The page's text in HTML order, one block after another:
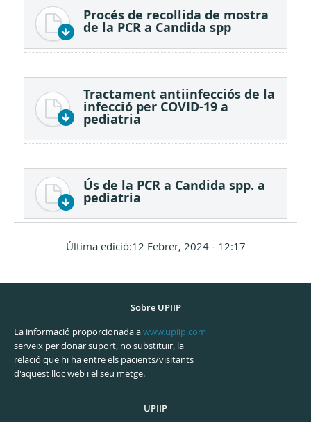
Procés de recollida de mostra
de la PCR a Candida spp
Tractament antiinfecciós de la
infecció per COVID-19 a
pediatria
Ús de la PCR a Candida spp. a
pediatria
Última edició:12 Febrer, 2024 - 12:17
Sobre UPIIP
La informació proporcionada awww.upiip.com
serveix per donar suport, no substituir, la
relació que hi ha entre els pacients/visitants
d'aquest lloc web i el seu metge.
UPIIP